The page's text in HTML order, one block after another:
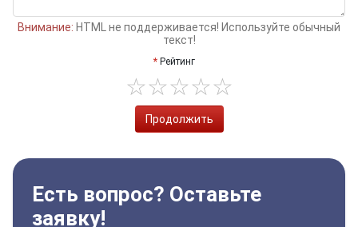
Внимание: HTML не поддерживается! Используйте обычный
текст!
Рейтинг
Продолжить
Есть вопрос? Оставьте
заявку!